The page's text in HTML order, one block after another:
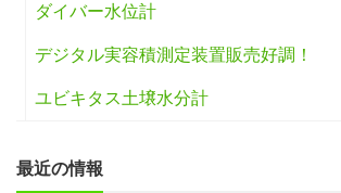
ダイバー水位計
デジタル実容積測定装置販売好調！
ユビキタス土壌水分計
最近の情報